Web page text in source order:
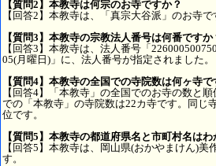
【質問2】本教寺は何宗のお寺ですか？
【回答2】本教寺は、「真宗大谷派」のお寺で
【質問3】本教寺の宗教法人番号は何番ですか
【回答3】本教寺は、法人番号「
05(月曜日)」に、法人番号が指定されました。
【質問4】本教寺の全国での寺院数は何ヶ寺で
【回答4】「本教寺」の全国でのお寺の数と
での「本教寺」の寺院数は22カ寺です。同じ
位です。
【質問5】本教寺の都道府県名と市町村名はわ
【回答5】本教寺は、岡山県(おかやまけん)
す。